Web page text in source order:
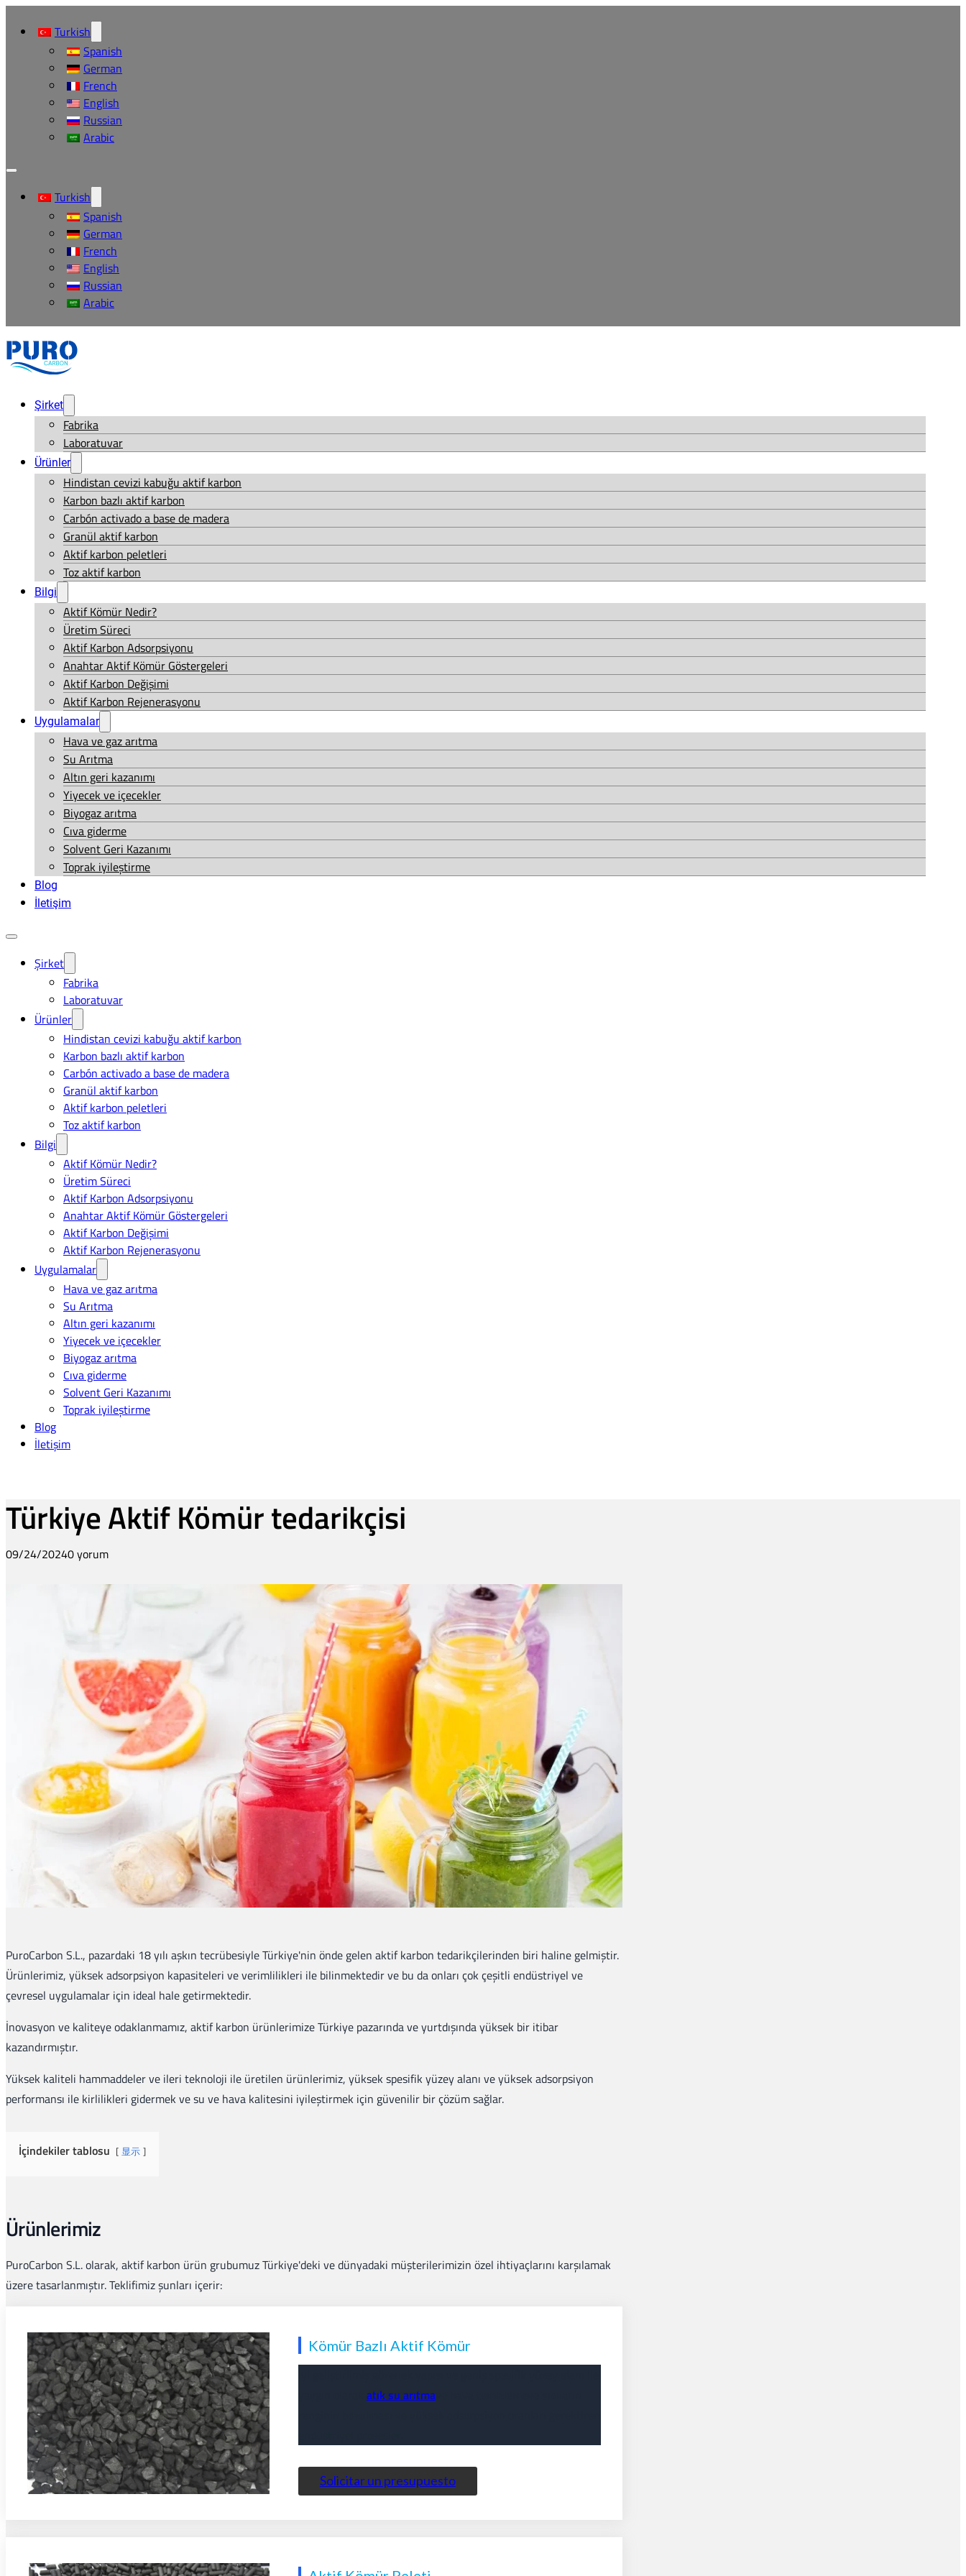
Turkish
Spanish
German
French
English
Russian
Arabic
Turkish
Spanish
German
French
English
Russian
Arabic
Şirket
Fabrika
Laboratuvar
Ürünler
Hindistan cevizi kabuğu aktif karbon
Karbon bazlı aktif karbon
Carbón activado a base de madera
Granül aktif karbon
Aktif karbon peletleri
Toz aktif karbon
Bilgi
Aktif Kömür Nedir?
Üretim Süreci
Aktif Karbon Adsorpsiyonu
Anahtar Aktif Kömür Göstergeleri
Aktif Karbon Değişimi
Aktif Karbon Rejenerasyonu
Uygulamalar
Hava ve gaz arıtma
Su Arıtma
Altın geri kazanımı
Yiyecek ve içecekler
Biyogaz arıtma
Cıva giderme
Solvent Geri Kazanımı
Toprak iyileştirme
Blog
İletişim
Şirket
Fabrika
Laboratuvar
Ürünler
Hindistan cevizi kabuğu aktif karbon
Karbon bazlı aktif karbon
Carbón activado a base de madera
Granül aktif karbon
Aktif karbon peletleri
Toz aktif karbon
Bilgi
Aktif Kömür Nedir?
Üretim Süreci
Aktif Karbon Adsorpsiyonu
Anahtar Aktif Kömür Göstergeleri
Aktif Karbon Değişimi
Aktif Karbon Rejenerasyonu
Uygulamalar
Hava ve gaz arıtma
Su Arıtma
Altın geri kazanımı
Yiyecek ve içecekler
Biyogaz arıtma
Cıva giderme
Solvent Geri Kazanımı
Toprak iyileştirme
Blog
İletişim
Türkiye Aktif Kömür tedarikçisi
09/24/20240 yorum
PuroCarbon S.L., pazardaki 18 yılı aşkın tecrübesiyle Türkiye'nin önde gelen aktif karbon tedarikçilerinden biri haline gelmiştir.
Ürünlerimiz, yüksek adsorpsiyon kapasiteleri ve verimlilikleri ile bilinmektedir ve bu da onları çok çeşitli endüstriyel ve
çevresel uygulamalar için ideal hale getirmektedir.
İnovasyon ve kaliteye odaklanmamız, aktif karbon ürünlerimize Türkiye pazarında ve yurtdışında yüksek bir itibar
kazandırmıştır.
Yüksek kaliteli hammaddeler ve ileri teknoloji ile üretilen ürünlerimiz, yüksek spesifik yüzey alanı ve yüksek adsorpsiyon
performansı ile kirlilikleri gidermek ve su ve hava kalitesini iyileştirmek için güvenilir bir çözüm sağlar.
İçindekiler tablosu 显示
Ürünlerimiz
PuroCarbon S.L. olarak, aktif karbon ürün grubumuz Türkiye'deki ve dünyadaki müşterilerimizin özel ihtiyaçlarını karşılamak
üzere tasarlanmıştır. Teklifimiz şunları içerir:
Kömür Bazlı Aktif Kömür
atık su arıtmave
Solicitar un presupuesto